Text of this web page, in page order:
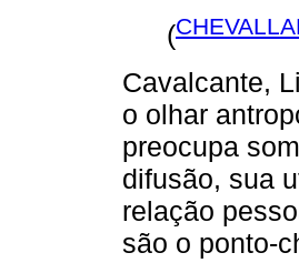
(
Cavalcante,
o olhar
preocupa
difusão, sua
relação
são o ponto-